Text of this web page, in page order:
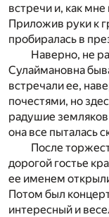
встречи и, как
Приложив руки к
пробиралась в
Наверно, не
Сулаймановна
встречали ее,
почестями, но
радушие земляков
она все пыталась
После
дорогой гостье
ее именем
Потом был
интересный и